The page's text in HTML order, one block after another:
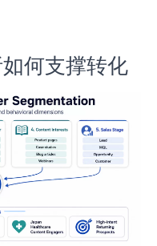
何支撑转化